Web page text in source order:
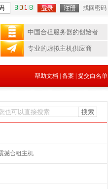
找回密码
中国合租服务器的创始者
专业的虚拟主机供应商
帮助文档 备案 提交白名单
撼合租主机